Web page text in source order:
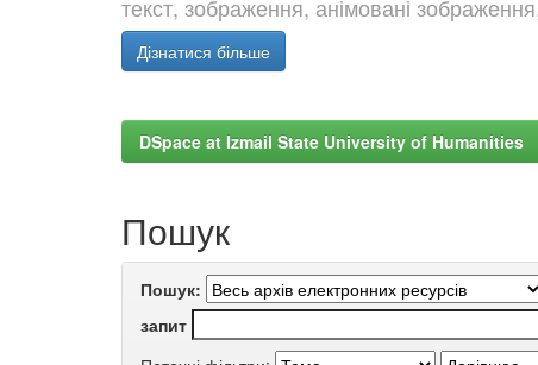
текст, зображення, анімовані
Дізнатися більше
DSpace at Izmail State University of Humanities
Пошук
Пошук:
запит